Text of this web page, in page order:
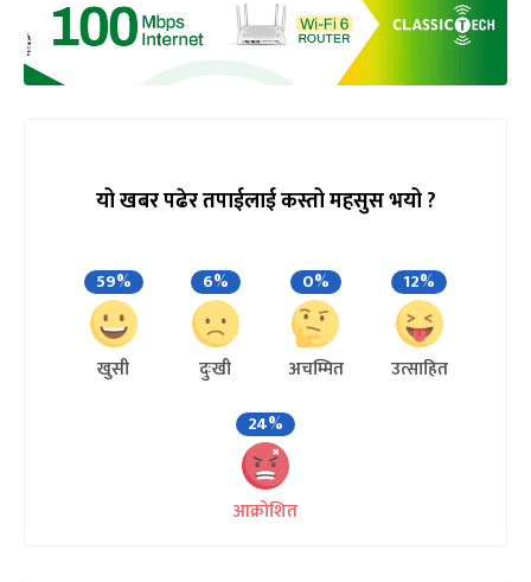
यो खबर पढेर तपाईलाई कस्तो महसुस भयो ?
59%
खुसी
6%
दुःखी
0%
अचम्मित
12%
उत्साहित
24%
आक्रोशित